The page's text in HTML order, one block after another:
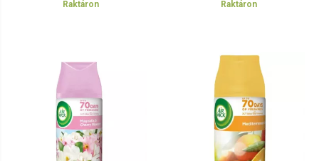
Raktáron Raktáron